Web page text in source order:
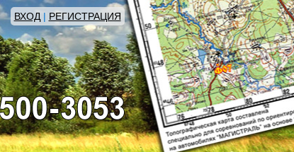
ВХОД| РЕГИСТРАЦИЯ